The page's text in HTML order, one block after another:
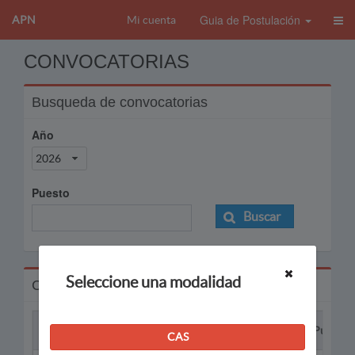
APN Mi cuenta Guia de Postulación
CONVOCATORIAS
Busqueda de convocatorias
Año
2026
Puesto
Buscar
Convocatorias
Puesto
Seleccione una modalidad
CAS